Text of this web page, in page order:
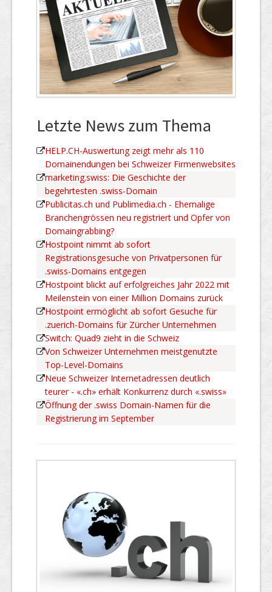
Letzte News zum Thema
HELP.CH-Auswertung zeigt mehr als 110
Domainendungen bei Schweizer Firmenwebsites
marketing.swiss: Die Geschichte der
begehrtesten .swiss-Domain
Publicitas.ch und Publimedia.ch - Ehemalige
Branchengrössen neu registriert und Opfer von
Domaingrabbing?
Hostpoint nimmt ab sofort
Registrationsgesuche von Privatpersonen für
.swiss-Domains entgegen
Hostpoint blickt auf erfolgreiches Jahr 2022 mit
Meilenstein von einer Million Domains zurück
Hostpoint ermöglicht ab sofort Gesuche für
.zuerich-Domains für Zürcher Unternehmen
Switch: Quad9 zieht in die Schweiz
Von Schweizer Unternehmen meistgenutzte
Top-Level-Domains
Neue Schweizer Internetadressen deutlich
teurer - «.ch» erhält Konkurrenz durch «.swiss»
Öffnung der .swiss Domain-Namen für die
Registrierung im September